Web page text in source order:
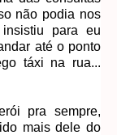
não podia nos
para eu
até o ponto
táxi na rua...
pra sempre,
mais dele do